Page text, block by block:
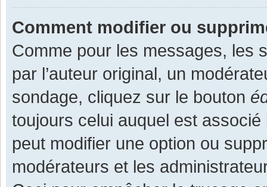
Comment modifier ou
Comme pour les messages, les
par l’auteur original, un
sondage, cliquez sur le bouton
toujours celui auquel est associé
peut modifier une option ou
modérateurs et les